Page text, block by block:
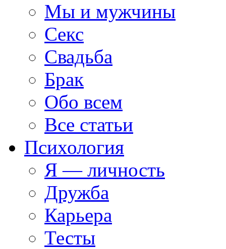
Мы и мужчины
Секс
Свадьба
Брак
Обо всем
Все статьи
Психология
Я — личность
Дружба
Карьера
Тесты